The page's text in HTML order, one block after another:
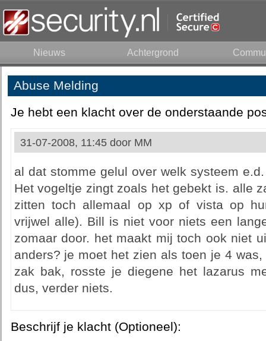
Nieuws Achtergrond
Abuse Melding
Je hebt een klacht over de onderstaande
31-07-2008, 11:45 door MM
al dat stomme gelul over welk systeem
Het vogeltje zingt zoals het gebekt is. alle
zitten toch allemaal op xp of vista op
vrijwel alle). Bill is niet voor niets een
zomaar door. het maakt mij toch ook niet
anders? je moet het zien als toen je 4
zak bak, rosste je diegene het lazarus
dus, verder niets.
Beschrijf je klacht (Optioneel):